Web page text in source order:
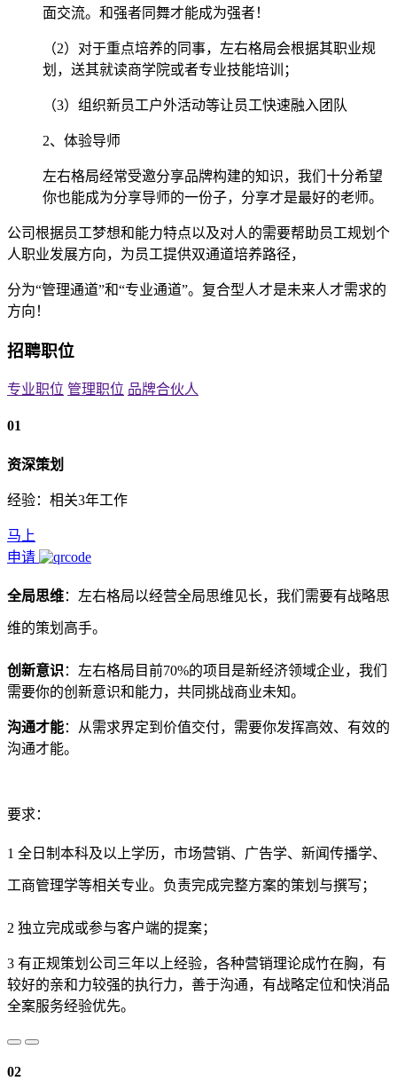
面交流。和强者同舞才能成为强者！
（2）对于重点培养的同事，左右格局会根据其职业规
划，送其就读商学院或者专业技能培训；
（3）组织新员工户外活动等让员工快速融入团队
2、体验导师
左右格局经常受邀分享品牌构建的知识，我们十分希望
你也能成为分享导师的一份子，分享才是最好的老师。
公司根据员工梦想和能力特点以及对人的需要帮助员工规划个
人职业发展方向，为员工提供双通道培养路径，
分为“管理通道”和“专业通道”。复合型人才是未来人才需求的
方向！
招聘职位
专业职位 管理职位 品牌合伙人
01
资深策划
经验：相关3年工作
马上
申请
全局思维：左右格局以经营全局思维见长，我们需要有战略思
维的策划高手。
创新意识 ：左右格局目前70%的项目是新经济领域企业，我们
需要你的创新意识和能力，共同挑战商业未知。
沟通才能：从需求界定到价值交付，需要你发挥高效、有效的
沟通才能。
要求：
1 全日制本科及以上学历，市场营销、广告学、新闻传播学、
工商管理学等相关专业。负责完成完整方案的策划与撰写；
2 独立完成或参与客户端的提案；
3 有正规策划公司三年以上经验，各种营销理论成竹在胸，有
较好的亲和力较强的执行力，善于沟通，有战略定位和快消品
全案服务经验优先。
02